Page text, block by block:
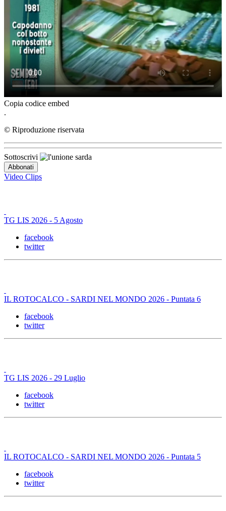
Copia codice embed
.
© Riproduzione riservata
Sottoscrivi
Video Clips
TG LIS 2026 - 5 Agosto
facebook
twitter
IL ROTOCALCO - SARDI NEL MONDO 2026 - Puntata 6
facebook
twitter
TG LIS 2026 - 29 Luglio
facebook
twitter
IL ROTOCALCO - SARDI NEL MONDO 2026 - Puntata 5
facebook
twitter